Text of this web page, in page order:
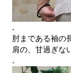
.
肘まである袖の
肩の、甘過ぎな
.